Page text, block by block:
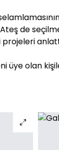
de
üye olan